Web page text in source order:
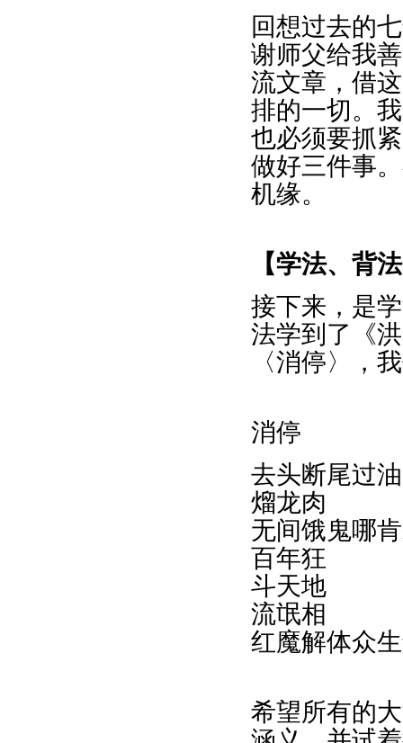
回想过去的
谢师父给我
流文章，借
排的一切。
也必须要抓
做好三件事
机缘。
【学法、背
接下来，是
法学到了《
〈消停〉，
消停
去头断尾过油
熘龙肉
无间饿鬼哪
百年狂
斗天地
流氓相
红魔解体众
希望所有的